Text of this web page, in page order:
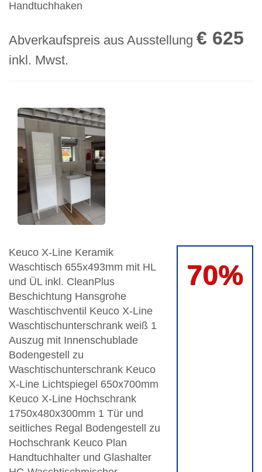
Handtuchhaken
Abverkaufspreis aus Ausstellung € 625
inkl. Mwst.
Keuco X-Line Keramik
Waschtisch 655x493mm mit HL
und ÜL inkl. CleanPlus
Beschichtung Hansgrohe
Waschtischventil Keuco X-Line
Waschtischunterschrank weiß 1
Auszug mit Innenschublade
Bodengestell zu
Waschtischunterschrank Keuco
X-Line Lichtspiegel 650x700mm
Keuco X-Line Hochschrank
1750x480x300mm 1 Tür und
seitliches Regal Bodengestell zu
Hochschrank Keuco Plan
Handtuchhalter und Glashalter
70%